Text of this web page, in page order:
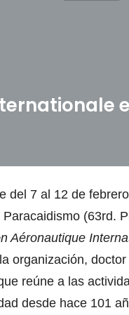
del 7 al 12 de
(63rd.
Aéronautique
organización,
reúne a las
desde hace 101